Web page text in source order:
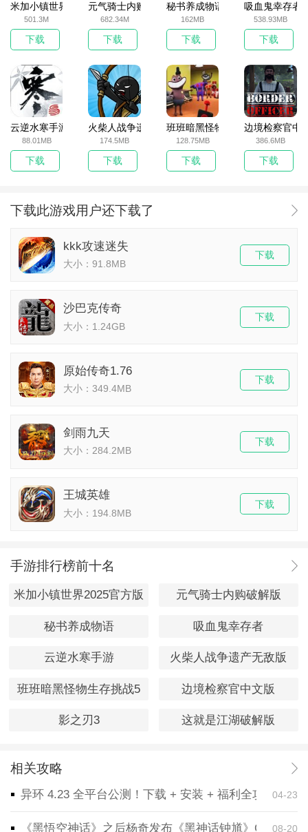
米加小镇世界2025官方版
501.3M
下载
元气骑士内购破解版
682.34M
下载
秘书养成物语
162MB
下载
吸血鬼幸存者
538.93MB
下载
云逆水寒手游
88.01MB
下载
火柴人战争遗产无敌版
174.5MB
下载
班班暗黑怪物生存挑战5
128.75MB
下载
边境检察官中
386.6MB
下载
下载此游戏用户还下载了
kkk攻速迷失
大小：91.8MB
下载
沙巴克传奇
大小：1.24GB
下载
原始传奇1.76
大小：349.4MB
下载
剑雨九天
大小：284.2MB
下载
王城英雄
大小：194.8MB
下载
手游排行榜前十名
米加小镇世界2025官方版 元气骑士内购破解版
秘书养成物语 吸血鬼幸存者
云逆水寒手游 火柴人战争遗产无敌版
班班暗黑怪物生存挑战5 边境检察官中文版
影之刃3 这就是江湖破解版
相关攻略
异环 4.23 全平台公测！下载 + 安装 + 福利全攻略，一
04-23
《黑悟空神话》之后杨奇发布《黑神话钟馗》CG！预
08-20